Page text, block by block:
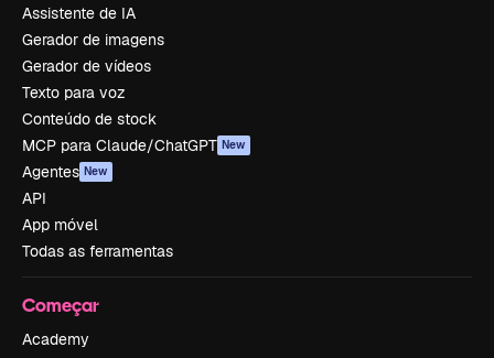
Assistente de IA
Gerador de imagens
Gerador de vídeos
Texto para voz
Conteúdo de stock
MCP para Claude/ChatGPT New
Agentes New
API
App móvel
Todas as ferramentas
Começar
Academy